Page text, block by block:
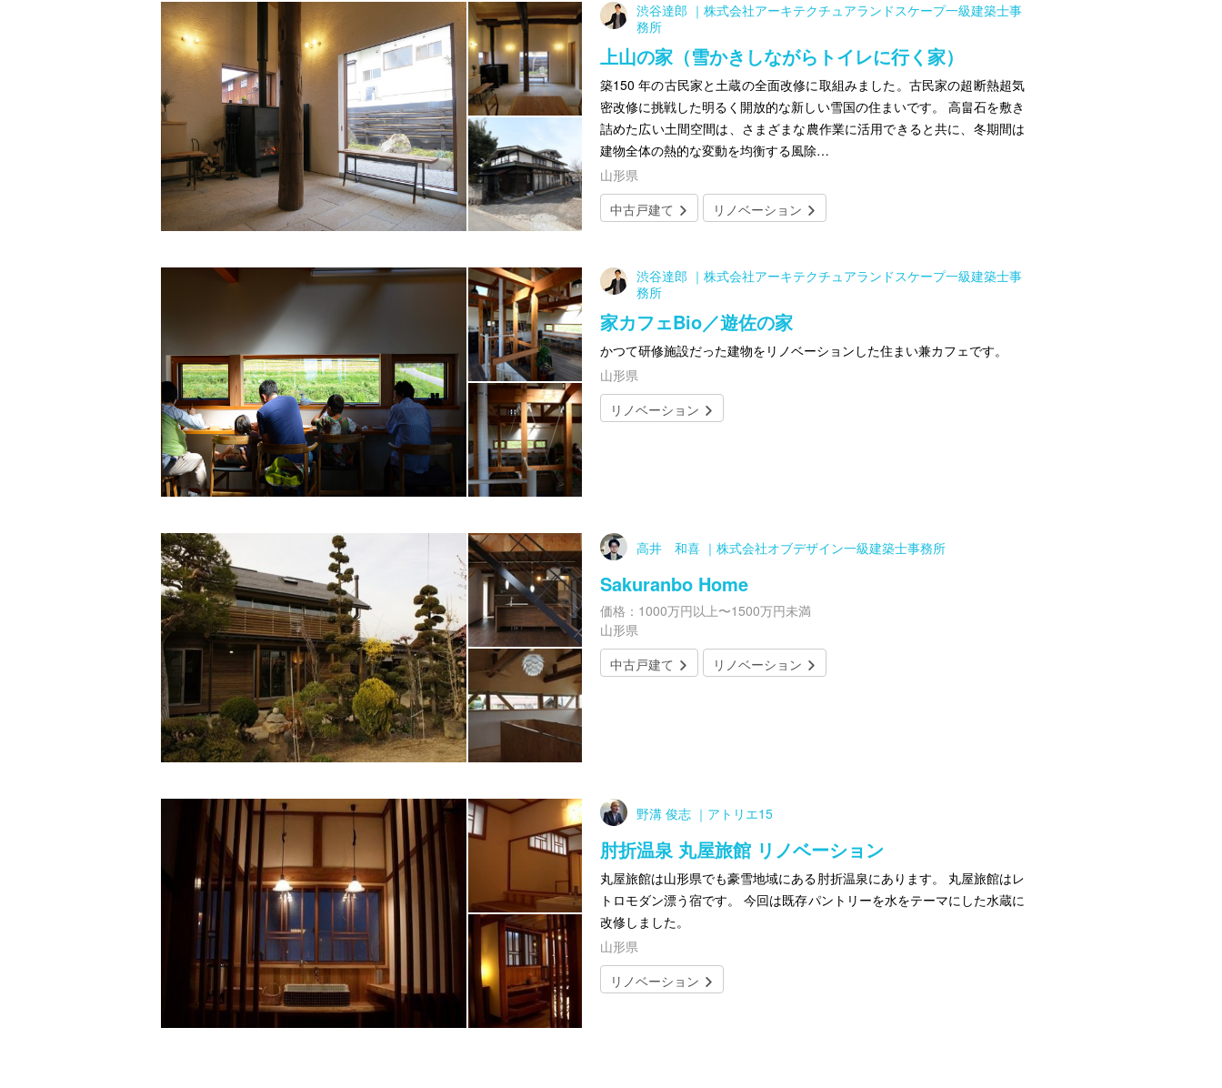
渋谷達郎 ｜株式会社アーキテクチュアランドスケープ一級建築士事
務所
上山の家（雪かきしながらトイレに行く家）
築150 年の古民家と土蔵の全面改修に取組みました。古民家の超断熱超気
密改修に挑戦した明るく開放的な新しい雪国の住まいです。 高畠石を敷き
詰めた広い土間空間は、さまざまな農作業に活用できると共に、冬期間は
建物全体の熱的な変動を均衡する風除…
山形県
中古戸建て
リノベーション
渋谷達郎 ｜株式会社アーキテクチュアランドスケープ一級建築士事
務所
家カフェBio／遊佐の家
かつて研修施設だった建物をリノベーションした住まい兼カフェです。
山形県
リノベーション
高井 和喜 ｜株式会社オブデザイン一級建築士事務所
Sakuranbo Home
価格：1000万円以上〜1500万円未満
山形県
中古戸建て
リノベーション
野溝 俊志 ｜アトリエ15
肘折温泉 丸屋旅館 リノベーション
丸屋旅館は山形県でも豪雪地域にある肘折温泉にあります。 丸屋旅館はレ
トロモダン漂う宿です。 今回は既存パントリーを水をテーマにした水蔵に
改修しました。
山形県
リノベーション